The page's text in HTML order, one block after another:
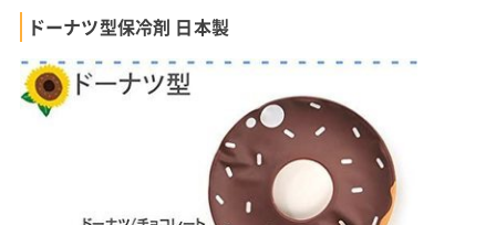
ドーナツ型保冷剤 日本製